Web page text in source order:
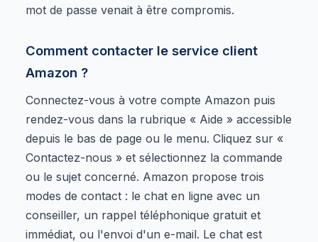
mot de passe venait à être compromis.
Comment contacter le service client
Amazon ?
Connectez-vous à votre compte Amazon puis
rendez-vous dans la rubrique « Aide » accessible
depuis le bas de page ou le menu. Cliquez sur «
Contactez-nous » et sélectionnez la commande
ou le sujet concerné. Amazon propose trois
modes de contact : le chat en ligne avec un
conseiller, un rappel téléphonique gratuit et
immédiat, ou l'envoi d'un e-mail. Le chat est